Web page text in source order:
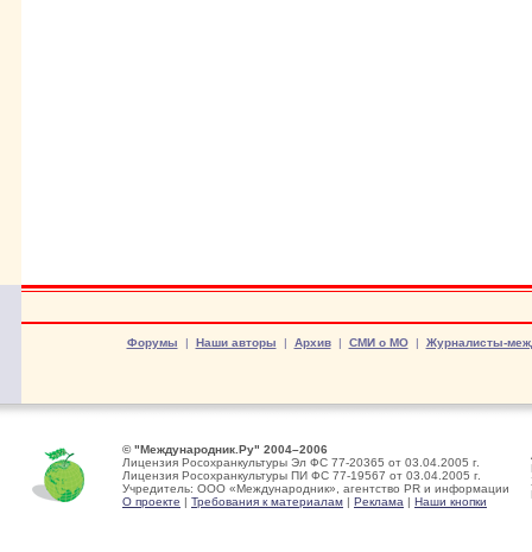
Форумы | Наши авторы | Архив| СМИ о МО| Журналисты-
© "Международник.Ру" 2004–2006
Лицензия Росохранкультуры Эл ФС 77-20365 от 03.04.2005 г.
Лицензия Росохранкультуры ПИ ФС 77-19567 от 03.04.2005 г.
Учредитель: ООО «Международник», агентство PR и информации
О проекте | Требования к материалам | Реклама | Наши кнопки